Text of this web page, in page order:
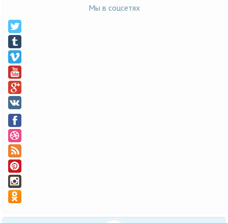
Мы в соцсетях